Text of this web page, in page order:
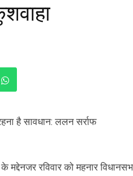
है सावधान: ललन सर्राफ
मद्देनजर रविवार को महनार